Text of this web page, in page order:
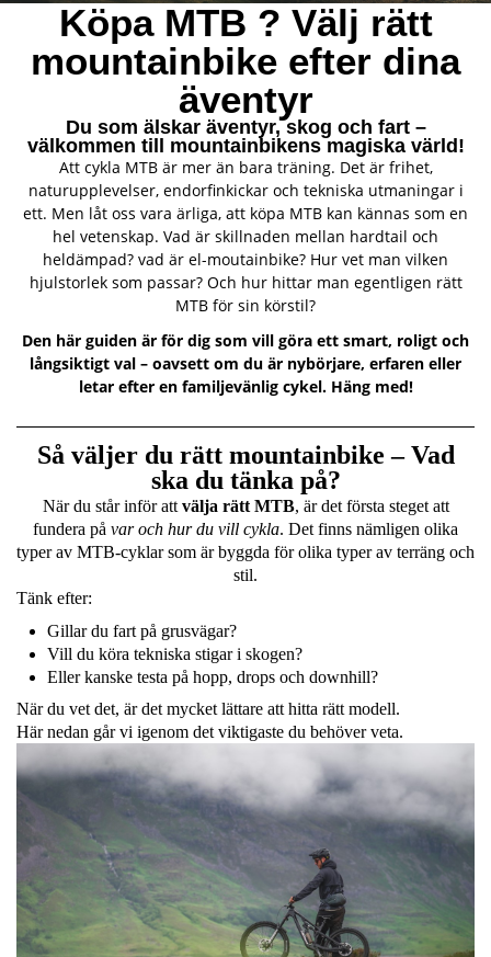
Köpa MTB ? Välj rätt
mountainbike efter dina
äventyr
Du som älskar äventyr, skog och fart –
välkommen till mountainbikens magiska värld!
Att cykla MTB är mer än bara träning. Det är frihet,
naturupplevelser, endorfinkickar och tekniska utmaningar i
ett. Men låt oss vara ärliga, att köpa MTB kan kännas som en
hel vetenskap. Vad är skillnaden mellan hardtail och
heldämpad? vad är el-moutainbike? Hur vet man vilken
hjulstorlek som passar? Och hur hittar man egentligen rätt
MTB för sin körstil?
Den här guiden är för dig som vill göra ett smart, roligt och
långsiktigt val – oavsett om du är nybörjare, erfaren eller
letar efter en familjevänlig cykel. Häng med!
Så väljer du rätt mountainbike – Vad
ska du tänka på?
När du står inför attvälja rätt MTB, är det första steget att
fundera på var och hur du vill cykla. Det finns nämligen olika
typer av MTB-cyklar som är byggda för olika typer av terräng och
stil.
Tänk efter:
Gillar du fart på grusvägar?
Vill du köra tekniska stigar i skogen?
Eller kanske testa på hopp, drops och downhill?
När du vet det, är det mycket lättare att hitta rätt modell.
Här nedan går vi igenom det viktigaste du behöver veta.